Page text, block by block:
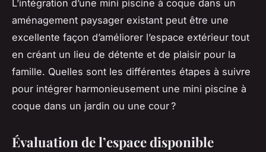
L’intégration d’une mini piscine à coque dans un
aménagement paysager existant peut être une
excellente façon d’améliorer l’espace extérieur tout
en créant un lieu de détente et de plaisir pour la
famille. Quelles sont les différentes étapes à suivre
pour intégrer harmonieusement une mini piscine à
coque dans un jardin ou une cour ?
Évaluation de l’espace disponible